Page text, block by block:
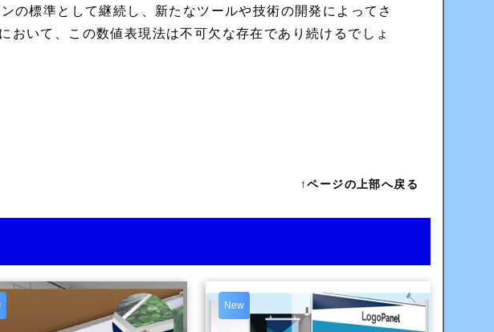
の標準として継続し、新たなツールや技術の開発によってさ
おいて、この数値表現法は不可欠な存在であり続けるでしょ
↑ページの上部へ戻る
New